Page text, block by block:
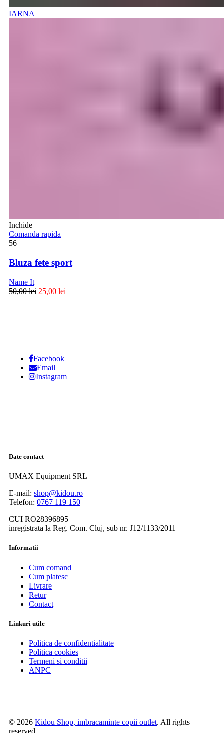
IARNA
Inchide
Comanda rapida
56
Bluza fete sport
Name It
50,00lei 25,00 lei
Facebook
Email
Instagram
Date contact
UMAX Equipment SRL
E-mail: shop@kidou.ro
Telefon: 0767 119 150
CUI RO28396895
inregistrata la Reg. Com. Cluj, sub nr. J12/1133/2011
Informatii
Cum comand
Cum platesc
Livrare
Retur
Contact
Linkuri utile
Politica de confidentialitate
Politica cookies
Termeni si conditii
ANPC
© 2026 Kidou Shop, imbracaminte copii outlet. All rights
reserved